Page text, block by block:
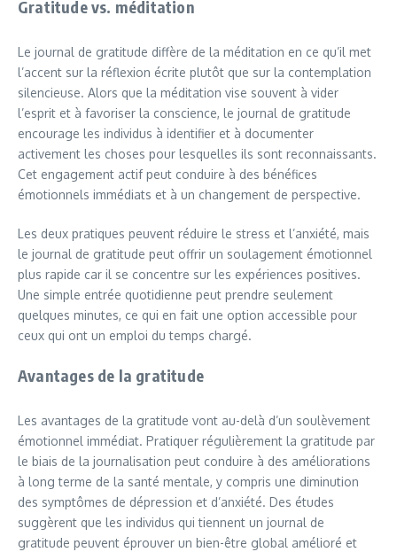
Gratitude vs. méditation
Le journal de gratitude diffère de la méditation en ce qu’il met
l’accent sur la réflexion écrite plutôt que sur la contemplation
silencieuse. Alors que la méditation vise souvent à vider
l’esprit et à favoriser la conscience, le journal de gratitude
encourage les individus à identifier et à documenter
activement les choses pour lesquelles ils sont reconnaissants.
Cet engagement actif peut conduire à des bénéfices
émotionnels immédiats et à un changement de perspective.
Les deux pratiques peuvent réduire le stress et l’anxiété, mais
le journal de gratitude peut offrir un soulagement émotionnel
plus rapide car il se concentre sur les expériences positives.
Une simple entrée quotidienne peut prendre seulement
quelques minutes, ce qui en fait une option accessible pour
ceux qui ont un emploi du temps chargé.
Avantages de la gratitude
Les avantages de la gratitude vont au-delà d’un soulèvement
émotionnel immédiat. Pratiquer régulièrement la gratitude par
le biais de la journalisation peut conduire à des améliorations
à long terme de la santé mentale, y compris une diminution
des symptômes de dépression et d’anxiété. Des études
suggèrent que les individus qui tiennent un journal de
gratitude peuvent éprouver un bien-être global amélioré et